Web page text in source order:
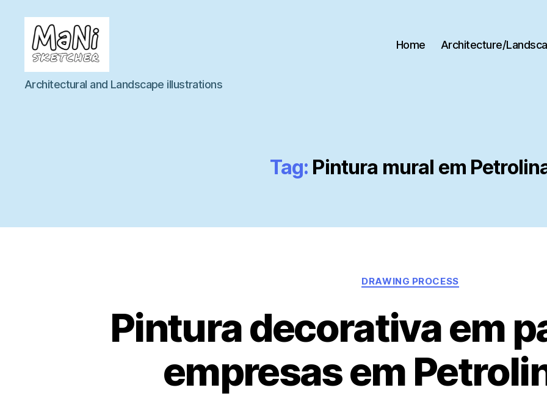
MaNi
sketcher
Architectural and Landscape illustrations
Home Architecture/
Tag: Pintura mural em
Categories
DRAWING PROCESS
Pintura decorativa em
empresas em